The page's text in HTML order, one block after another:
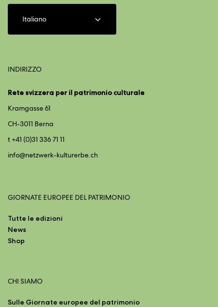
Italiano
INDIRIZZO
Rete svizzera per il patrimonio culturale
Kramgasse 61
CH-3011 Berna
t +41 (0)31 336 71 11
info@netzwerk-kulturerbe.ch
GIORNATE EUROPEE DEL PATRIMONIO
Tutte le edizioni
News
Shop
CHI SIAMO
Sulle Giornate europee del patrimonio